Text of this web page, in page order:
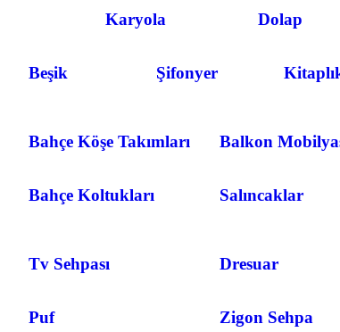
Karyola Dolap
Beşik Şifonyer
Bahçe Köşe Takımları Balkon
Bahçe Koltukları Salıncaklar
Tv Sehpası Dresuar
Puf Zigon Sehpa